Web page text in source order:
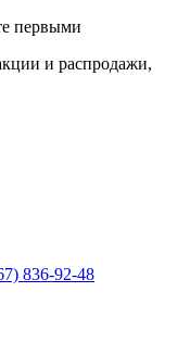
первыми
и распродажи,
836-92-48